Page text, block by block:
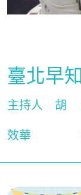
臺北早
主持人
胡
效華